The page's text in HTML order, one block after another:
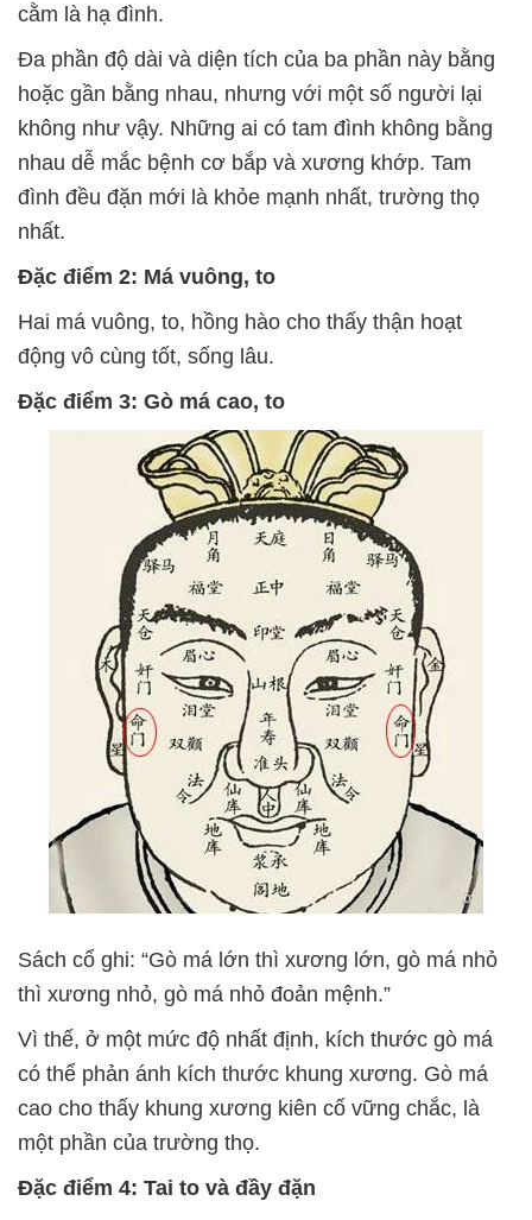
cằm là hạ đình.
Đa phần độ dài và diện tích của ba phần này bằng
hoặc gần bằng nhau, nhưng với một số người lại
không như vậy. Những ai có tam đình không bằng
nhau dễ mắc bệnh cơ bắp và xương khớp. Tam
đình đều đặn mới là khỏe mạnh nhất, trường thọ
nhất.
Đặc điểm 2: Má vuông, to
Hai má vuông, to, hồng hào cho thấy thận hoạt
động vô cùng tốt, sống lâu.
Đặc điểm 3: Gò má cao, to
Sách cổ ghi: “Gò má lớn thì xương lớn, gò má nhỏ
thì xương nhỏ, gò má nhỏ đoản mệnh.”
Vì thế, ở một mức độ nhất định, kích thước gò má
có thể phản ánh kích thước khung xương. Gò má
cao cho thấy khung xương kiên cố vững chắc, là
một phần của trường thọ.
Đặc điểm 4: Tai to và đầy đặn